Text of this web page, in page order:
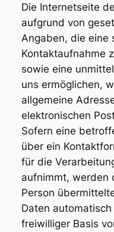
Die Internetseite
aufgrund von
Angaben, die eine
Kontaktaufnahme
sowie eine
uns ermöglichen,
allgemeine
elektronischen
Sofern eine
über ein
für die
aufnimmt, werden
Person
Daten
freiwilliger Basis